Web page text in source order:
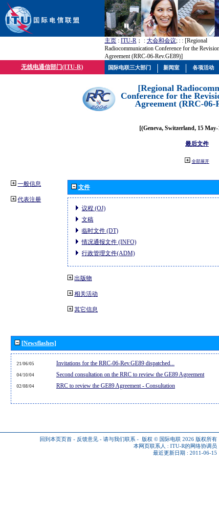
主页 : ITU-R ； : 大会和会议; : : [Regional
Radiocommunication Conference for the
Agreement (RRC-06-Rev.GE89)]
无线电通信部门(ITU-R)
[Regional
Conference for the
Agreement (RRC-06-
[(Geneva, Switzerland, 15
最后文件
全部展开
一般信息
代表注册
文件
议程 (OJ)
文稿
临时文件 (DT)
情况通报文件 (INFO)
行政管理文件(ADM)
出版物
相关活动
其它信息
[Newsflashes]
21/06/05 Invitations for the RRC-06-Rev.GE89 dispatched...
04/10/04 Second consultation on the RRC to review the GE89 Agreement
02/08/04 RRC to review the GE89 Agreement - Consultation
回到本页页首 - 反馈意见 - 请与我们联系 - 版权 © 国际电联 2026 版权所有
本网页联系人 : ITU-R的网络协调员
最近更新日期 : 2011-06-15
国际电联三大部门 新闻室 各项活动